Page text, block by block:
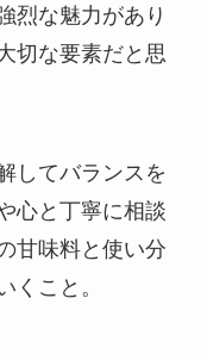
烈な魅力があり
切な要素だと思
してバランスを
心と丁寧に相談
甘味料と使い分
くこと。